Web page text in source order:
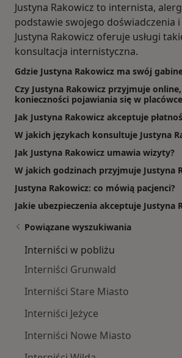
Justyna Rakowicz to internista,
podstawie swojego doświadczenia i
Justyna Rakowicz oferuje usługi
konsultacja internistyczna.
Gdzie Justyna Rakowicz ma swój
Czy Justyna Rakowicz przyjmuje
konieczności pojawiania się w
Jak Justyna Rakowicz akceptuje
W jakich językach konsultuje Justyna
Jak Justyna Rakowicz umawia wizyty?
W jakich godzinach przyjmuje Justyna
Justyna Rakowicz: co mówią pacjenci?
Jakie ubezpieczenia akceptuje Justyna
Powiązane wyszukiwania
Interniści w pobliżu
Interniści Grunwald
Interniści Stare Miasto
Interniści Jeżyce
Interniści Nowe Miasto